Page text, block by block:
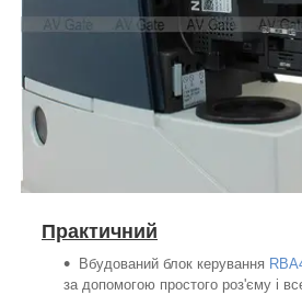
Практичний
Вбудований блок керування
за допомогою простого роз'єму і